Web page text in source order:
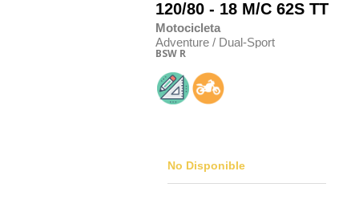
120/80 - 18 M/C 62S TT
Motocicleta
Adventure / Dual-Sport
BSW R
No Disponible